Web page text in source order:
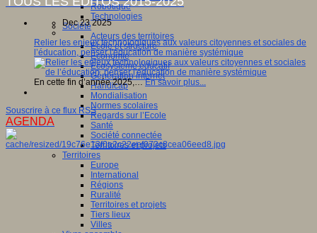
Robotique
Technologies
Société
Acteurs des territoires
Ecole et structure
Economie
Ecosystème éducatif
Génération internet
Handicap
Mondialisation
Normes scolaires
Regards sur l’Ecole
Santé
Société connectée
Territoires et projets
Territoires
Europe
International
Régions
Ruralité
Territoires et projets
Tiers lieux
Villes
Dec 23 2025
Relier les enjeux technologiques aux valeurs citoyennes et sociales de
l’éducation, penser l'éducation de manière systémique
En cette fin d’année 2025,…En savoir plus...
Souscrire à ce flux RSS
AGENDA